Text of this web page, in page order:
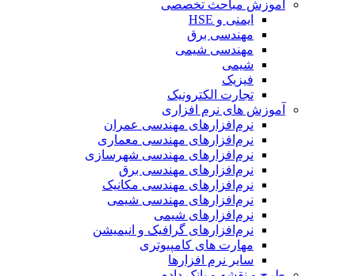
آموزش مباحث تخصصی
ایمنی و HSE
مهندسی برق
مهندسی شیمی
شیمی
فیزیک
تجارت الکترونیک
آموزش های نرم افزاری
نرم‌افزارهای مهندسی عمران
نرم‌افزارهای مهندسی معماری
نرم‌افزارهای مهندسی شهرسازی
نرم‌افزارهای مهندسی برق
نرم‌افزارهای مهندسی مکانیک
نرم‌افزارهای مهندسی شیمی
نرم‌افزارهای شیمی
نرم‌افزارهای گرافیک و انیمیشن
مهارت های کامپیوتری
سایر نرم افزارها